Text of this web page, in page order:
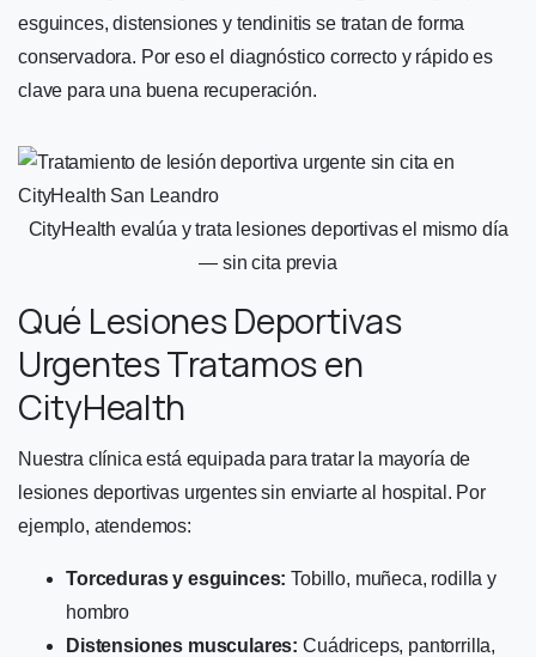
esguinces, distensiones y tendinitis se tratan de forma
conservadora. Por eso el diagnóstico correcto y rápido es
clave para una buena recuperación.
CityHealth evalúa y trata lesiones deportivas el mismo día
— sin cita previa
Qué Lesiones Deportivas
Urgentes Tratamos en
CityHealth
Nuestra clínica está equipada para tratar la mayoría de
lesiones deportivas urgentes sin enviarte al hospital. Por
ejemplo, atendemos:
Torceduras y esguinces: Tobillo, muñeca, rodilla y
hombro
Distensiones musculares: Cuádriceps, pantorrilla,